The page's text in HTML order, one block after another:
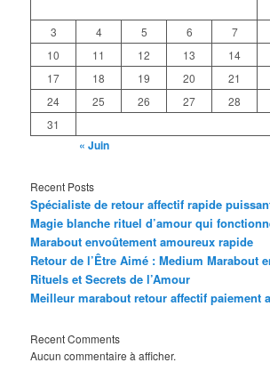
3
4 5 6 7
10
11 12 13 14
17
18 19 20 21
24
25 26 27 28
31
« Juin
Recent Posts
Spécialiste de retour affectif rapide
Magie blanche rituel d’amour qui
Marabout envoûtement amoureux rapide
Retour de l’Être Aimé : Medium Marabout
Rituels et Secrets de l’Amour
Meilleur marabout retour affectif paiement
Recent Comments
Aucun commentaire à afficher.